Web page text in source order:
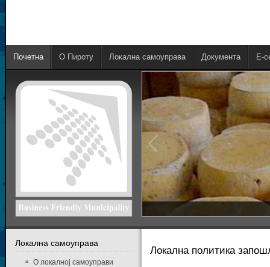
Почетна О Пироту Локална самоуправа Документа E-
Локална политика
Локална самоуправа
О локалној самоуправи